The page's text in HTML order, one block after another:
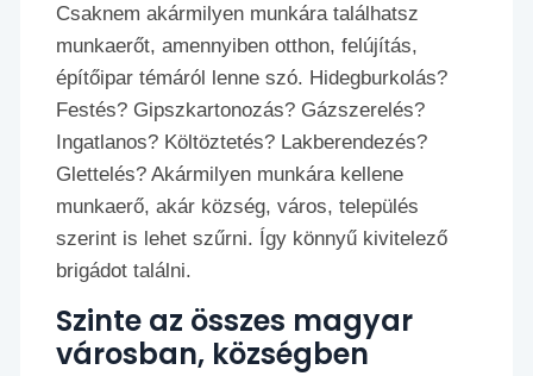
Csaknem akármilyen munkára találhatsz
munkaerőt, amennyiben otthon, felújítás,
építőipar témáról lenne szó. Hidegburkolás?
Festés? Gipszkartonozás? Gázszerelés?
Ingatlanos? Költöztetés? Lakberendezés?
Glettelés? Akármilyen munkára kellene
munkaerő, akár község, város, település
szerint is lehet szűrni. Így könnyű kivitelező
brigádot találni.
Szinte az összes magyar
városban, községben